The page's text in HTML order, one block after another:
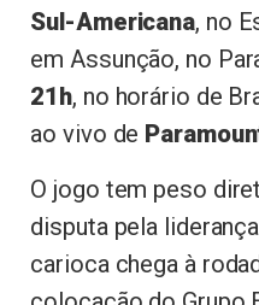
Sul-Americana, no
em Assunção, no
21h, no horário de
ao vivo de
O jogo tem peso
disputa pela
carioca chega à